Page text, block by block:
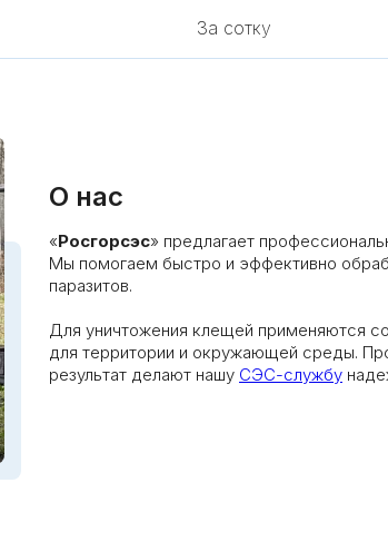
За сотку
«Росгорсэс» предлагает
Мы помогаем быстро и эффективно
паразитов.
Для уничтожения клещей применяются
для территории и окружающей среды.
результат делают нашу СЭС-службу
О нас